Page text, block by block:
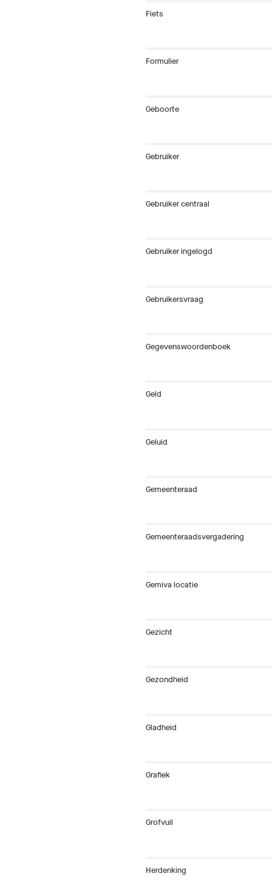
Fiets
Formulier
Geboorte
Gebruiker
Gebruiker centraal
Gebruiker ingelogd
Gebruikersvraag
Gegevenswoordenboek
Geld
Geluid
Gemeenteraad
Gemeenteraadsvergadering
Gemiva locatie
Gezicht
Gezondheid
Gladheid
Grafiek
Grofvuil
Herdenking